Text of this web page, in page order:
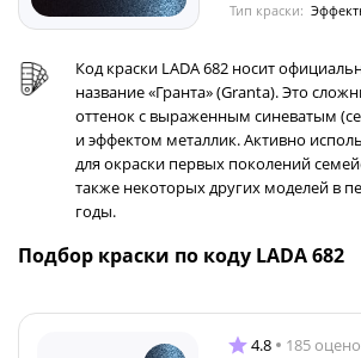
Тип краски:
Код краски LADA 682 носит
название «Гранта» (Granta). Это
оттенок с выраженным синеватым
и эффектом металлик. Активно
для окраски первых поколений
также некоторых других моделей в
годы.
Подбор краски по коду LADA 682
4.8 185